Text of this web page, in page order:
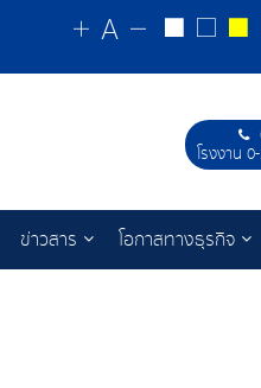
โรงงาน
ข่าวสาร โอกาสทางธุรกิจ